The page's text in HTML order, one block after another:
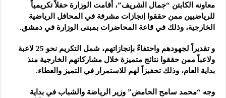
معاونه الكابتن “جمال الشريف”، أقامت الوزارة حفلاً تكريمياً
للرياضيين ممن حققوا إنجازات مشرفة في المحافل الرياضية
الخارجية، وذلك في قاعة المحاضرات بمبنى الوزارة في دمشق.
و تقديراً لجهودهم واحتفاءً بإنجازاتهم، شمل التكريم نحو 25 لاعبة
ولاعباً ممن حققوا نتائج متميزة خلال مشاركاتهم الخارجية منذ
بداية العام، وذلك تحفيزاً لهم للاستمرار في التميز والعطاء.
وجه “محمد سامح الحامض” وزير الرياضة والشباب في بداية